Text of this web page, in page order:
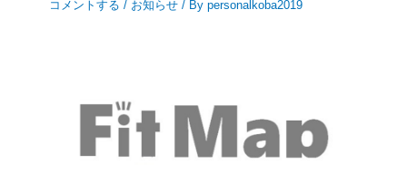
コメントする / お知らせ / Bypersonalkoba2019